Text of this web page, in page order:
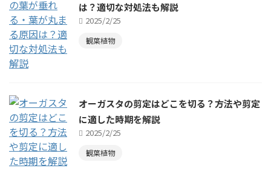
は？適切な対処法も解説
2025/2/25
観葉植物
オーガスタの剪定はどこを切る？方法や剪定
に適した時期を解説
2025/2/25
観葉植物